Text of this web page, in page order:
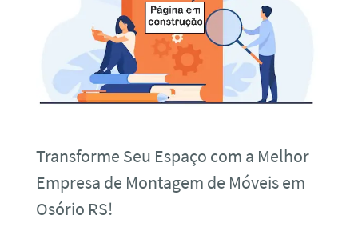
Transforme Seu Espaço com a Melhor
Empresa de Montagem de Móveis em
Osório RS!